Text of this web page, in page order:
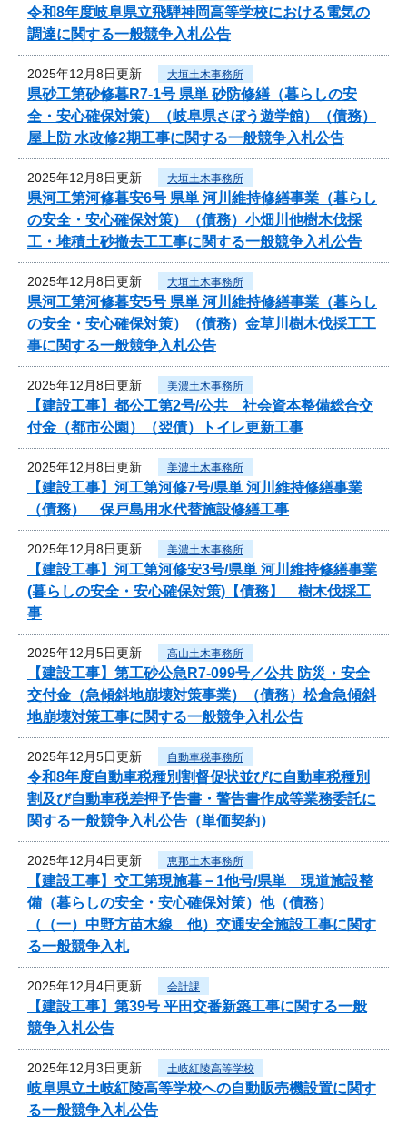
令和8年度岐阜県立飛騨神岡高等学校における電気の
調達に関する一般競争入札公告
2025年12月8日更新 大垣土木事務所
県砂工第砂修暮R7-1号 県単 砂防修繕（暮らしの安
全・安心確保対策）（岐阜県さぼう遊学館）（債務）
屋上防 水改修2期工事に関する一般競争入札公告
2025年12月8日更新 大垣土木事務所
県河工第河修暮安6号 県単 河川維持修繕事業（暮らし
の安全・安心確保対策）（債務）小畑川他樹木伐採
工・堆積土砂撤去工工事に関する一般競争入札公告
2025年12月8日更新 大垣土木事務所
県河工第河修暮安5号 県単 河川維持修繕事業（暮らし
の安全・安心確保対策）（債務）金草川樹木伐採工工
事に関する一般競争入札公告
2025年12月8日更新 美濃土木事務所
【建設工事】都公工第2号/公共 社会資本整備総合交
付金（都市公園）（翌債）トイレ更新工事
2025年12月8日更新 美濃土木事務所
【建設工事】河工第河修7号/県単 河川維持修繕事業
（債務） 保戸島用水代替施設修繕工事
2025年12月8日更新 美濃土木事務所
【建設工事】河工第河修安3号/県単 河川維持修繕事業
(暮らしの安全・安心確保対策)【債務】 樹木伐採工
事
2025年12月5日更新 高山土木事務所
【建設工事】第工砂公急R7-099号／公共 防災・安全
交付金（急傾斜地崩壊対策事業）（債務）松倉急傾斜
地崩壊対策工事に関する一般競争入札公告
2025年12月5日更新 自動車税事務所
令和8年度自動車税種別割督促状並びに自動車税種別
割及び自動車税差押予告書・警告書作成等業務委託に
関する一般競争入札公告（単価契約）
2025年12月4日更新 恵那土木事務所
【建設工事】交工第現施暮－1他号/県単 現道施設整
備（暮らしの安全・安心確保対策）他（債務）
（（一）中野方苗木線 他）交通安全施設工事に関す
る一般競争入札
2025年12月4日更新 会計課
【建設工事】第39号 平田交番新築工事に関する一般
競争入札公告
2025年12月3日更新 土岐紅陵高等学校
岐阜県立土岐紅陵高等学校への自動販売機設置に関す
る一般競争入札公告